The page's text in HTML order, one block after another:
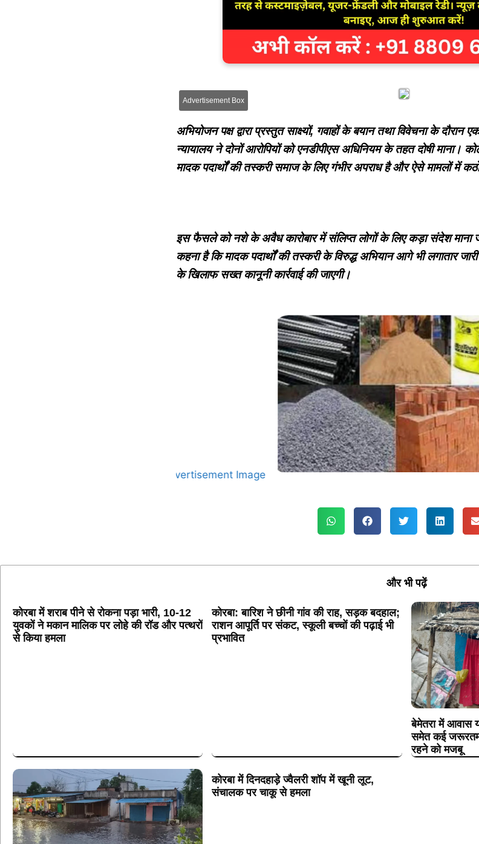
Advertisement Box
अभियोजन पक्ष द्वारा प्रस्तुत साक्ष्यों, गवाहों के बयान तथा विवेचना के
न्यायालय ने दोनों आरोपियों को एनडीपीएस अधिनियम के तहत दोषी माना।
मादक पदार्थों की तस्करी समाज के लिए गंभीर अपराध है और ऐसे मामलों में
इस फैसले को नशे के अवैध कारोबार में संलिप्त लोगों के लिए कड़ा संदेश माना
कहना है कि मादक पदार्थों की तस्करी के विरुद्ध अभियान आगे भी लगातार
के खिलाफ सख्त कानूनी कार्रवाई की जाएगी।
और भी पढ़ें
कोरबा में शराब पीने से रोकना पड़ा भारी, 10-12
युवकों ने मकान मालिक पर लोहे की रॉड और पत्थरों
से किया हमला
कोरबा: बारिश ने छीनी गांव की राह, सड़क बदहाल;
राशन आपूर्ति पर संकट, स्कूली बच्चों की पढ़ाई भी
प्रभावित
बेमेतरा में आवास
समेत कई
रहने को मजबू
कोरबा में दिनदहाड़े ज्वैलरी शॉप में खूनी लूट,
संचालक पर चाकू से हमला